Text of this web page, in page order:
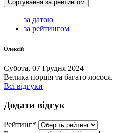
Сортування за рейтингом
за датою
за рейтингом
Олексій
Субота, 07 Грудня 2024
Велика порція та багато
Всі відгуки
Додати відгук
Рейтинг*